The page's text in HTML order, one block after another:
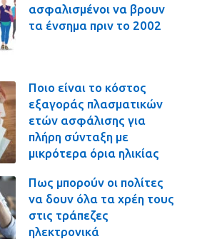
ασφαλισμένοι να βρουν
τα ένσημα πριν το 2002
Ποιο είναι το κόστος
εξαγοράς πλασματικών
ετών ασφάλισης για
πλήρη σύνταξη με
μικρότερα όρια ηλικίας
Πως μπορούν οι πολίτες
να δουν όλα τα χρέη τους
στις τράπεζες
ηλεκτρονικά